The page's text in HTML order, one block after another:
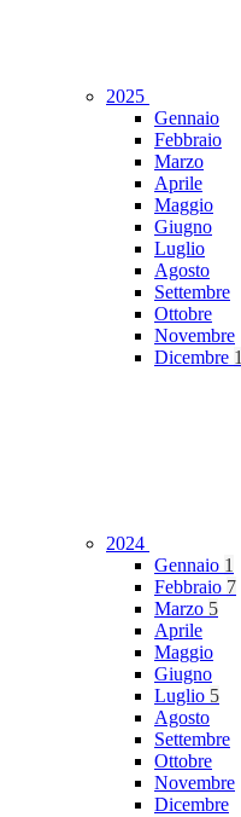
2025
Gennaio
Febbraio
Marzo
Aprile
Maggio
Giugno
Luglio
Agosto
Settembre
Ottobre
Novembre
Dicembre 1
2024
Gennaio 1
Febbraio 7
Marzo 5
Aprile
Maggio
Giugno
Luglio 5
Agosto
Settembre
Ottobre
Novembre
Dicembre